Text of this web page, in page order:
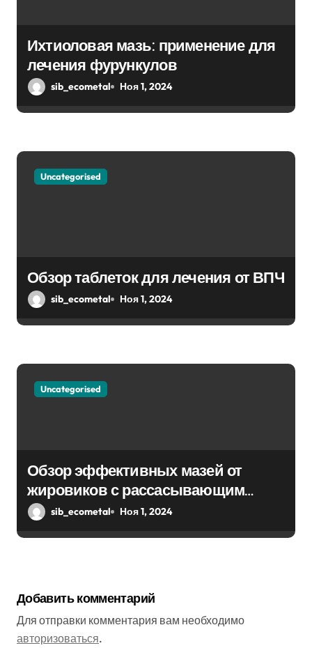
п
и
я
Ихтиоловая мазь: применение для
лечения фурункулов
sib_ecometal Ноя 1, 2024
Uncategorised
Обзор таблеток для лечения от ВПЧ
sib_ecometal Ноя 1, 2024
Uncategorised
Обзор эффективных мазей от
жировиков с рассасывающим
эффектом
sib_ecometal Ноя 1, 2024
Добавить комментарий
Для отправки комментария вам необходимо
авторизоваться.